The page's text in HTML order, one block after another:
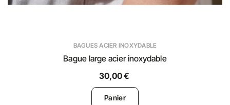
BAGUES ACIER INOXYDABLE
Bague large acier inoxydable
30,00 €
Panier